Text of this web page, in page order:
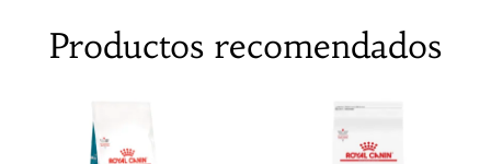
Productos recomendados